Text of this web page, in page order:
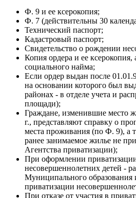
Ф. 9 и ее ксерокопия;
Ф. 7 (действительны 30
Технический паспорт;
Кадастровый паспорт;
Свидетельство о рождении
Копия ордера и ее ксерокопия,
социального найма;
Если ордер выдан после
на основании которого был
районах - в отделе учета и
площади);
Граждане, изменившие место
г., представляют справку о
места проживания (по Ф. 9), а
ранее занимаемое жилье не
Агентства приватизации);
При оформлении
несовершеннолетних детей -
Муниципального образования
приватизации
При отказе от участия в